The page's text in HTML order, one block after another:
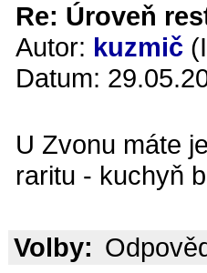
Re: Úroveň
Autor: kuzmič
Datum:
U Zvonu máte
raritu - kuchyň
Volby: